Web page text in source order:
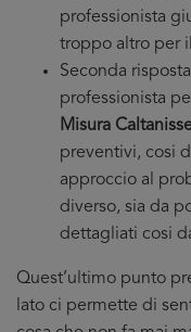
professionista
troppo altro per
Seconda
professionista
Misura
preventivi, cosi
approccio al
diverso, sia da
dettagliati cosi
Quest’ultimo punto
lato ci permette di